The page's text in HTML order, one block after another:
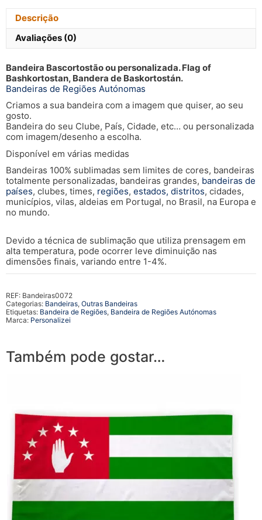
Descrição
Avaliações (0)
Bandeira Bascortostão ou personalizada. Flag of
Bashkortostan, Bandera de Baskortostán.
Bandeiras de Regiões Autónomas
Criamos a sua bandeira com a imagem que quiser, ao seu
gosto.
Bandeira do seu Clube, País, Cidade, etc… ou personalizada
com imagem/desenho a escolha.
Disponível em várias medidas
Bandeiras 100% sublimadas sem limites de cores, bandeiras
totalmente personalizadas, bandeiras grandes, bandeiras de
países, clubes, times, regiões, estados, distritos, cidades,
municípios, vilas, aldeias em Portugal, no Brasil, na Europa e
no mundo.
Devido a técnica de sublimação que utiliza prensagem em
alta temperatura, pode ocorrer leve diminuição nas
dimensões finais, variando entre 1-4%.
REF: Bandeiras0072
Categorias: Bandeiras, Outras Bandeiras
Etiquetas: Bandeira de Regiões, Bandeira de Regiões Autónomas
Marca: Personalizei
Também pode gostar…